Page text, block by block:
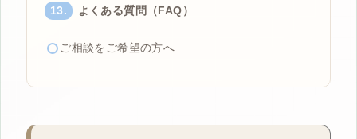
よくある質問（FAQ）
ご相談をご希望の方へ